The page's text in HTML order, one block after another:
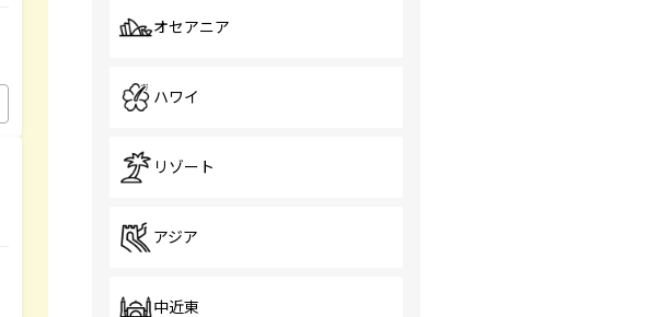
オセアニア
ハワイ
リゾート
アジア
中近東